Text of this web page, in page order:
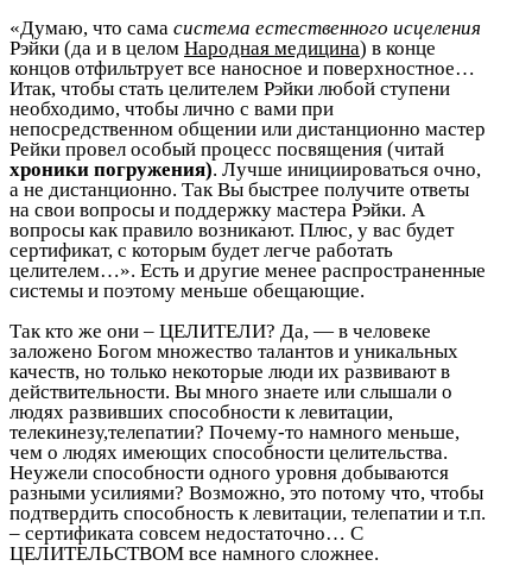
«Думаю, что сама система естественного исцеления
Рэйки (да и в целом Народная медицина) в конце
концов отфильтрует все наносное и поверхностное…
Итак, чтобы стать целителем Рэйки любой ступени
необходимо, чтобы лично с вами при
непосредственном общении или дистанционно мастер
Рейки провел особый процесс посвящения (читай
хроники погружения). Лучше инициироваться очно,
а не дистанционно. Так Вы быстрее получите ответы
на свои вопросы и поддержку мастера Рэйки. А
вопросы как правило возникают. Плюс, у вас будет
сертификат, с которым будет легче работать
целителем…». Есть и другие менее распространенные
системы и поэтому меньше обещающие.
Так кто же они – ЦЕЛИТЕЛИ? Да, — в человеке
заложено Богом множество талантов и уникальных
качеств, но только некоторые люди их развивают в
действительности. Вы много знаете или слышали о
людях развивших способности к левитации,
телекинезу,телепатии? Почему-то намного меньше,
чем о людях имеющих способности целительства.
Неужели способности одного уровня добываются
разными усилиями? Возможно, это потому что, чтобы
подтвердить способность к левитации, телепатии и т.п.
– сертификата совсем недостаточно… С
ЦЕЛИТЕЛЬСТВОМ все намного сложнее.